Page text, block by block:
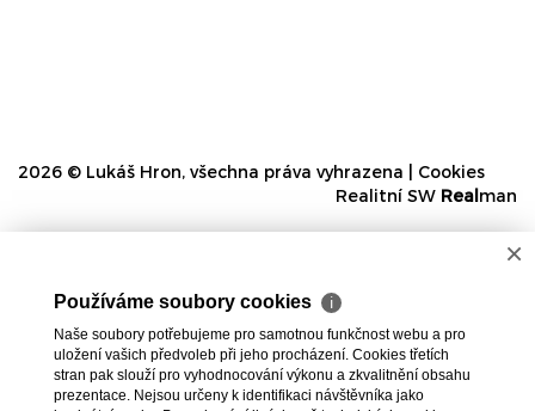
2026 © Lukáš Hron, všechna práva vyhrazena | Cookies
Realitní SW Realman
×
Používáme soubory cookies ℹ
Naše soubory potřebujeme pro samotnou funkčnost webu a pro
uložení vašich předvoleb při jeho procházení. Cookies třetích
stran pak slouží pro vyhodnocování výkonu a zkvalitnění obsahu
prezentace. Nejsou určeny k identifikaci návštěvníka jako